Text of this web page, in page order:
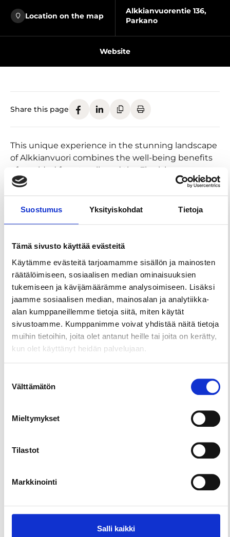
Suostumus Yksityiskohdat Tietoja
Tämä sivusto käyttää evästeitä
Käytämme evästeitä tarjoamamme sisällön ja mainosten
räätälöimiseen, sosiaalisen median ominaisuuksien
tukemiseen ja kävijämäärämme analysoimiseen. Lisäksi
jaamme sosiaalisen median, mainosalan ja analytiikka-
alan kumppaneillemme tietoja siitä, miten käytät
sivustoamme. Kumppanimme voivat yhdistää näitä tietoja
muihin tietoihin, joita olet antanut heille tai joita on kerätty,
kun olet käyttänyt heidän palvelujaan.
valinta
Välttämätön
Mieltymykset
Tilastot
Markkinointi
Salli kaikki
Location on the map
Alkkianvuorentie 136,
Parkano
Website
Share this page
This unique experience in the stunning landscape
of Alkkianvuori combines the well-being benefits
of a guided forest walk and the Finnish sauna.
During the forest walk, we pause to connect with
simple exercises that support mindfulness. You’ll
discover the diverse nature of Alkkianvuori, its
our connection to the nature.
After the walk, the gentle heat of the sauna by
Alkkialampi soothes your body and calms your
mind. The combination of forest nature and sauna
helps you recover both physically and mentally.